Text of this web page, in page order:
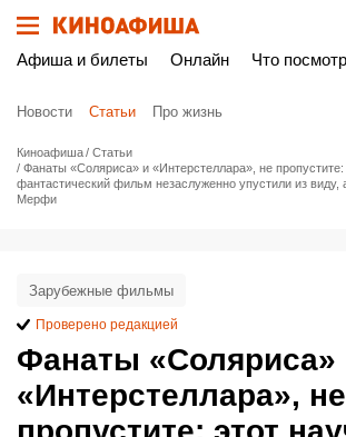
Афиша и билеты Онлайн Что
Новости Статьи Про жизнь
Киноафиша
Статьи
Фанаты «Соляриса» и «Интерстеллара», не пропустите:
фантастический фильм незаслуженно упустили из виду,
Мерфи
Фанаты «Соляриса»
«Интерстеллара», не
Зарубежные фильмы
Проверено редакцией